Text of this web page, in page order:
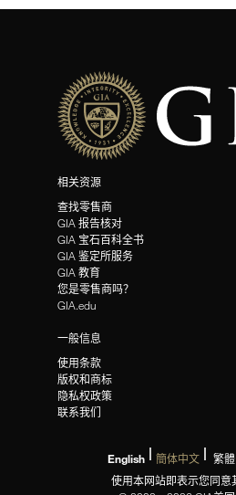
相关资源
查找零售商
GIA 报告核对
GIA 宝石百科全书
GIA 鉴定所服务
GIA 教育
您是零售商吗？
GIA.edu
一般信息
使用条款
版权和商标
隐私权政策
联系我们
English 簡体中文 繁
使用本网站即表示您同意